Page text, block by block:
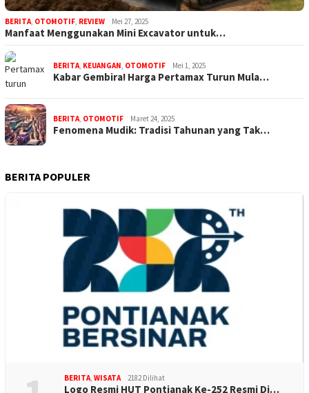
BERITA, OTOMOTIF, REVIEW Mei 27, 2025
Manfaat Menggunakan Mini Excavator untuk…
BERITA, KEUANGAN, OTOMOTIF Mei 1, 2025
Kabar Gembira! Harga Pertamax Turun Mula…
BERITA, OTOMOTIF Maret 24, 2025
Fenomena Mudik: Tradisi Tahunan yang Tak…
BERITA POPULER
BERITA WISATA 2182 Dilihat
Logo Resmi HUT Pontianak Ke-252 Resmi Di…